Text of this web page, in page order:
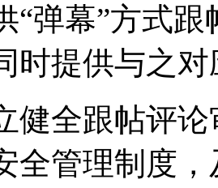
“弹幕”方式
时提供与之
健全跟帖评
全管理制度